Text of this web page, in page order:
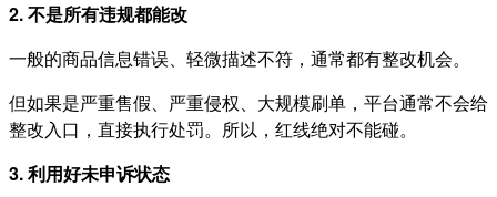
2.不是所有违规都能改
一般的商品信息错误、轻微描述不符，通常都有整改机会。
但如果是严重售假、严重侵权、大规模刷单，平台通常不会给
整改入口，直接执行处罚。所以，红线绝对不能碰。
3.利用好未申诉状态